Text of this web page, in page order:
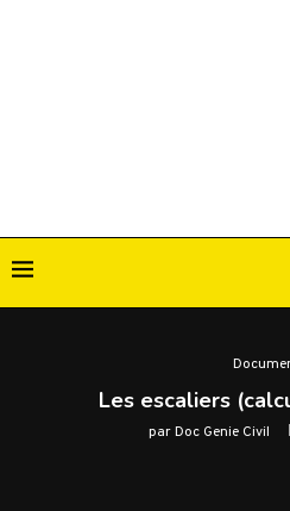
Les escaliers
parDoc Genie Civil